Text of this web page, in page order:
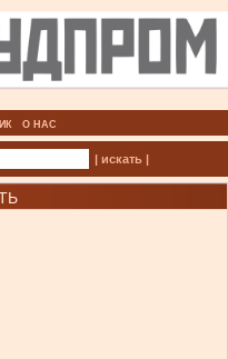
О НАС
| искать |